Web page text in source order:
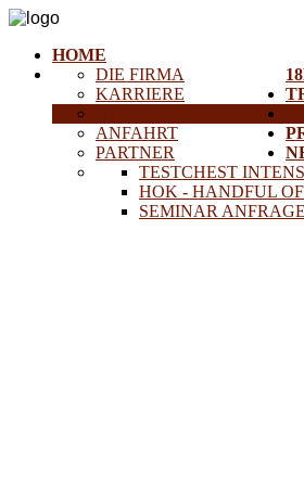
HOME
DIE FIRMA
KARRIERE
HISTORISCHE GERÄTE
ANFAHRT
PARTNER
TESTCHEST
HOK - HANDFUL
SEMINAR